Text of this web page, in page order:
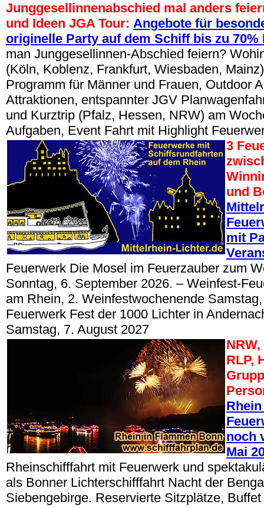
Junggesellinnenabschied mal anders
und Ideen JGA Tour: Angebote für
originelle Party auf dem Schiff bis zu 70%
man Junggesellinnen-Abschied feiern?
(Köln, Koblenz, Frankfurt, Wiesbaden,
Programm für Männer und Frauen, Outdoor
Attraktionen, entspannter JGV
und Kurztrip (Pfalz, Hessen, NRW) am
Aufgaben, Event Fahrt mit Highlight
3
und
mit
Feuerwerk Die Mosel im Feuerzauber zum
Sonntag, 6. September 2026. – Weinfest-
am Rhein, 2. Weinfestwochenende
Feuerwerk Fest der 1000 Lichter in
Samstag, 7. August 2027
RLP,
noch
Mai
Rheinschifffahrt mit Feuerwerk und
als Bonner Lichterschifffahrt Nacht der
Siebengebirge. Reservierte Sitzplätze,